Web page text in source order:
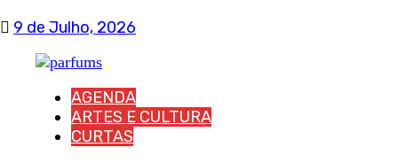
9 de Julho, 2026
AGENDA
ARTES E CULTURA
CURTAS